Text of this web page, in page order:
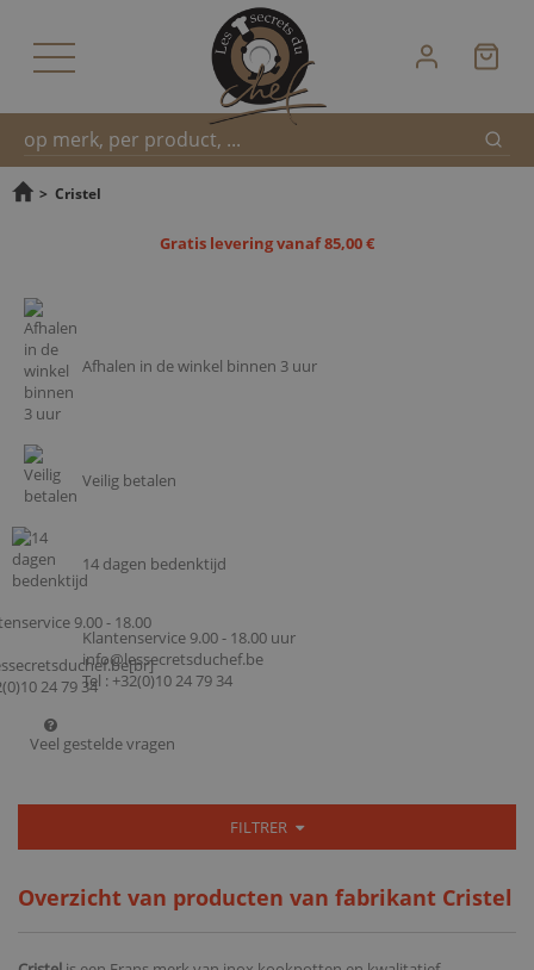
Snel
> Cristel
Gratis levering vanaf 85,00 €
Afhalen in de winkel binnen 3 uur
Veilig betalen
14 dagen bedenktijd
Klantenservice 9.00 - 18.00 uur
info@lessecretsduchef.be
Tel : +32(0)10 24 79 34
Veel gestelde vragen
FILTRER
Overzicht van producten van fabrikant Cristel